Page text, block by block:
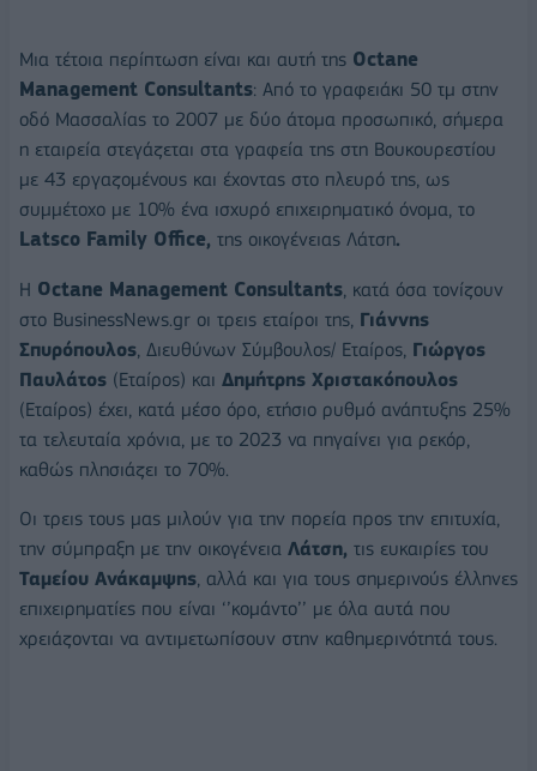
Μια τέτοια περίπτωση είναι και αυτή της Octane
Management Consultants: Από το γραφειάκι 50 τμ στην
οδό Μασσαλίας το 2007 με δύο άτομα προσωπικό, σήμερα
η εταιρεία στεγάζεται στα γραφεία της στη Βουκουρεστίου
με 43 εργαζομένους και έχοντας στο πλευρό της, ως
συμμέτοχο με 10% ένα ισχυρό επιχειρηματικό όνομα, το
Latsco Family Office, της οικογένειας Λάτση.
Η Οctane Management Consultants , κατά όσα τονίζουν
στο BusinessNews.gr οι τρεις εταίροι της, Γιάννης
Σπυρόπουλος , Διευθύνων Σύμβουλος/ Εταίρος, Γιώργος
Παυλάτος (Εταίρος) και Δημήτρης Χριστακόπουλος
(Εταίρος) έχει, κατά μέσο όρο, ετήσιο ρυθμό ανάπτυξης 25%
τα τελευταία χρόνια, με το 2023 να πηγαίνει για ρεκόρ,
καθώς πλησιάζει το 70%.
Οι τρεις τους μας μιλούν για την πορεία προς την επιτυχία,
την σύμπραξη με την οικογένεια Λάτση, τις ευκαιρίες του
Ταμείου Ανάκαμψης, αλλά και για τους σημερινούς έλληνες
επιχειρηματίες που είναι ‘’κομάντο’’ με όλα αυτά που
χρειάζονται να αντιμετωπίσουν στην καθημερινότητά τους.